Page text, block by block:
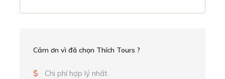
Cảm ơn vì đã chọn Thích Tours ?
Chi phí hợp lý nhất.